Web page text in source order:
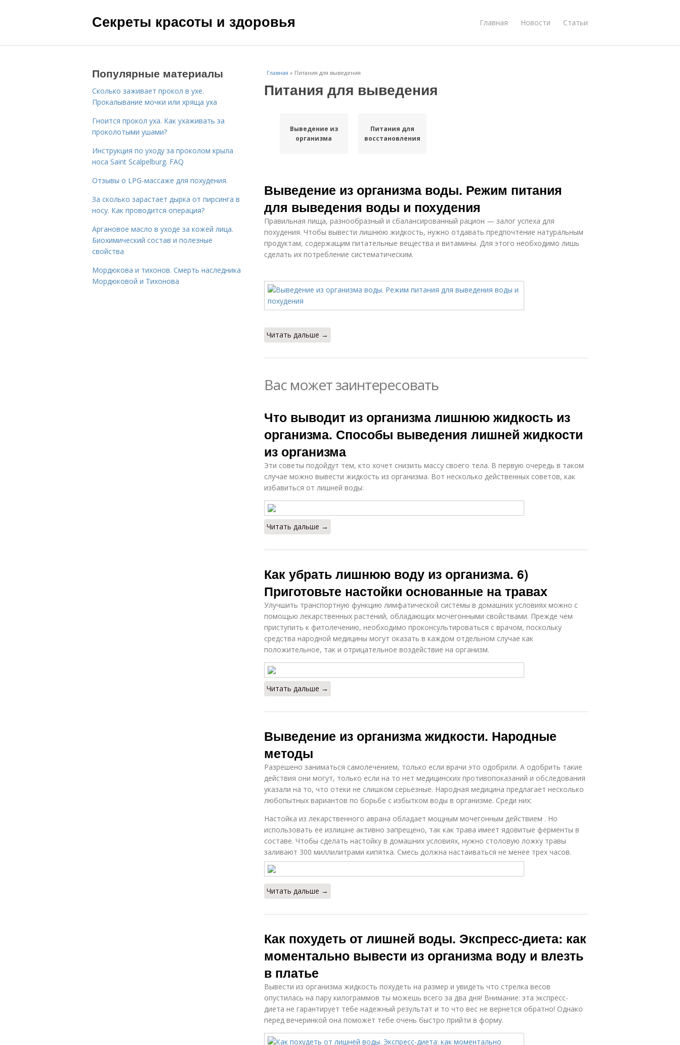
Секреты красоты и здоровья Главная Новости Статьи
Главная » Питания для выведения
Питания для выведения
Выведение из
организма
Питания для
восстановления
Выведение из организма воды. Режим питания
для выведения воды и похудения
Правильная пища, разнообразный и сбалансированный рацион — залог успеха для
похудения. Чтобы вывести лишнюю жидкость, нужно отдавать предпочтение натуральным
продуктам, содержащим питательные вещества и витамины. Для этого необходимо лишь
сделать их потребление систематическим.
Читать дальше →
Вас может заинтересовать
Что выводит из организма лишнюю жидкость из
организма. Способы выведения лишней жидкости
из организма
Эти советы подойдут тем, кто хочет снизить массу своего тела. В первую очередь в таком
случае можно вывести жидкость из организма. Вот несколько действенных советов, как
избавиться от лишней воды:
Читать дальше →
Как убрать лишнюю воду из организма. 6)
Приготовьте настойки основанные на травах
Улучшить транспортную функцию лимфатической системы в домашних условиях можно с
помощью лекарственных растений, обладающих мочегонными свойствами. Прежде чем
приступить к фитолечению, необходимо проконсультироваться с врачом, поскольку
средства народной медицины могут оказать в каждом отдельном случае как
положительное, так и отрицательное воздействие на организм.
Читать дальше →
Выведение из организма жидкости. Народные
методы
Разрешено заниматься самолечением, только если врачи это одобрили. А одобрить такие
действия они могут, только если на то нет медицинских противопоказаний и обследования
указали на то, что отеки не слишком серьезные. Народная медицина предлагает несколько
любопытных вариантов по борьбе с избытком воды в организме. Среди них:
Настойка из лекарственного аврана обладает мощным мочегонным действием . Но
использовать ее излишне активно запрещено, так как трава имеет ядовитые ферменты в
составе. Чтобы сделать настойку в домашних условиях, нужно столовую ложку травы
заливают 300 миллилитрами кипятка. Смесь должна настаиваться не менее трех часов.
Читать дальше →
Как похудеть от лишней воды. Экспресс-диета: как
моментально вывести из организма воду и влезть
в платье
Вывести из организма жидкость похудеть на размер и увидеть что стрелка весов
опустилась на пару килограммов ты можешь всего за два дня! Внимание: эта экспресс-
диета не гарантирует тебе надежный результат и то что вес не вернется обратно! Однако
перед вечеринкой она поможет тебе очень быстро прийти в форму.
Популярные материалы
Сколько заживает прокол в ухе.
Прокалывание мочки или хряща уха
Гноится прокол уха. Как ухаживать за
проколотыми ушами?
Инструкция по уходу за проколом крыла
носа Saint Scalpelburg. FAQ
Отзывы о LPG-массаже для похудения.
За сколько зарастает дырка от пирсинга в
носу. Как проводится операция?
Аргановое масло в уходе за кожей лица.
Биохимический состав и полезные
свойства
Мордюкова и тихонов. Смерть наследника
Мордюковой и Тихонова